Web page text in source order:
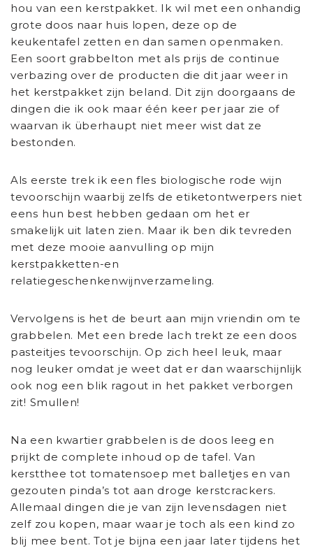
hou van een kerstpakket. Ik wil met een onhandig
grote doos naar huis lopen, deze op de
keukentafel zetten en dan samen openmaken.
Een soort grabbelton met als prijs de continue
verbazing over de producten die dit jaar weer in
het kerstpakket zijn beland. Dit zijn doorgaans de
dingen die ik ook maar één keer per jaar zie of
waarvan ik überhaupt niet meer wist dat ze
bestonden.
Als eerste trek ik een fles biologische rode wijn
tevoorschijn waarbij zelfs de etiketontwerpers niet
eens hun best hebben gedaan om het er
smakelijk uit laten zien. Maar ik ben dik tevreden
met deze mooie aanvulling op mijn
kerstpakketten-en
relatiegeschenkenwijnverzameling.
Vervolgens is het de beurt aan mijn vriendin om te
grabbelen. Met een brede lach trekt ze een doos
pasteitjes tevoorschijn. Op zich heel leuk, maar
nog leuker omdat je weet dat er dan waarschijnlijk
ook nog een blik ragout in het pakket verborgen
zit! Smullen!
Na een kwartier grabbelen is de doos leeg en
prijkt de complete inhoud op de tafel. Van
kerstthee tot tomatensoep met balletjes en van
gezouten pinda’s tot aan droge kerstcrackers.
Allemaal dingen die je van zijn levensdagen niet
zelf zou kopen, maar waar je toch als een kind zo
blij mee bent. Tot je bijna een jaar later tijdens het